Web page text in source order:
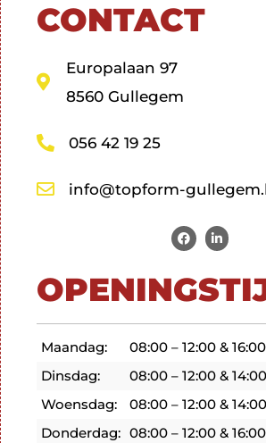
CONTACT
Europalaan 97
8560 Gullegem
056 42 19 25
info@topform-
Maandag:
08:00 – 12:00 &
Dinsdag:
08:00 – 12:00 &
Woensdag:
08:00 – 12:00 &
Donderdag: 08:00 – 12:00 &